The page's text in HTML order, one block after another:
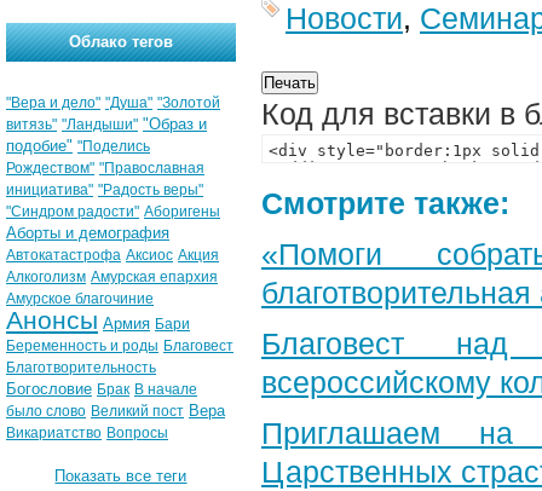
Новости,
Код для вставки в
Смотрите также:
«Помоги
Благовест
всероссийскому
Приглашаем на
Царственных
Облако тегов
"Вера и дело" "Душа" "Золотой
витязь" "Ландыши" "Образ и
подобие" "Поделись
Рождеством" "Православная
инициатива" "Радость веры"
"Синдром радости" Аборигены
Аборты и демография
Автокатастрофа Аксиос Акция
Алкоголизм Амурская епархия
Амурское благочиние
Анонсы Армия Бари
Беременность и роды Благовест
Благотворительность
Богословие Брак В начале
было слово Великий пост Вера
Викариатство Вопросы
Показать все теги